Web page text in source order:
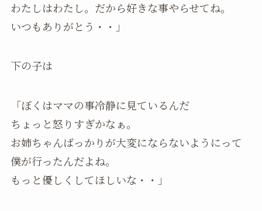
わたしはわたし。だから好きな事やらせてね。
いつもありがとう・・」
下の子は
「ぼくはママの事冷静に見ているんだ
ちょっと怒りすぎかなぁ。
お姉ちゃんばっかりが大変にならないようにって
僕が行ったんだよね。
もっと優しくしてほしいな・・」